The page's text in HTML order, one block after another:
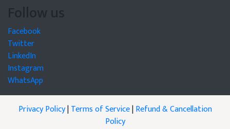
Follow us
Facebook
Twitter
LinkedIn
Instagram
WhatsApp
Privacy Policy|Terms of Service|Refund & Cancellation
Policy